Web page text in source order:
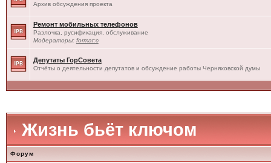
Архив обсуждения проекта
Ремонт мобильных телефонов
Разлочка, русификация, обслуживание
Модераторы: format:c
Депутаты ГорСовета
Отчёты о деятельности депутатов и обсуждение работы Черняховской думы
Жизнь бьёт ключом
Форум